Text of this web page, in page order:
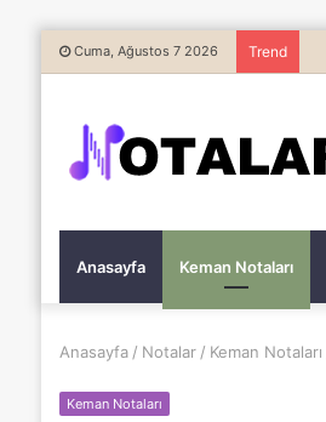
Cuma, Ağustos 7 2026 Trend
Anasayfa Keman Notaları
Anasayfa / Notalar / Keman Notaları
Keman Notaları